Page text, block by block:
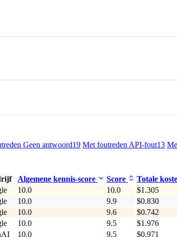
Geen antwoord19 Met foutreden API-fout13
Algemene kennis-score Score Totale
10.0 10.0 $1.305
10.0 9.9 $0.830
10.0 9.6 $0.742
10.0 9.5 $1.976
10.0 9.5 $0.971